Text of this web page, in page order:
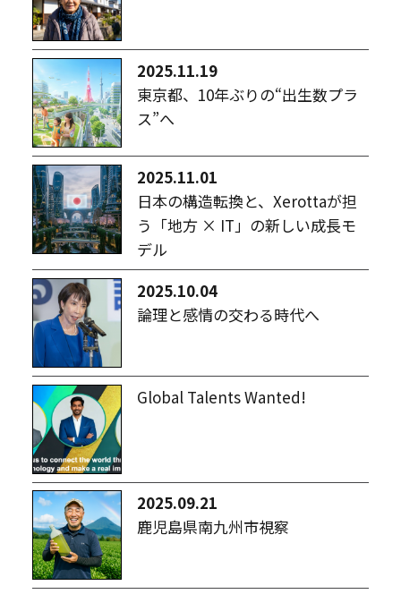
2025.11.19
東京都、10年ぶりの“出生数プラ
ス”へ
2025.11.01
日本の構造転換と、Xerottaが担
う「地方 × IT」の新しい成長モ
デル
2025.10.04
論理と感情の交わる時代へ
Global Talents Wanted!
2025.09.21
鹿児島県南九州市視察